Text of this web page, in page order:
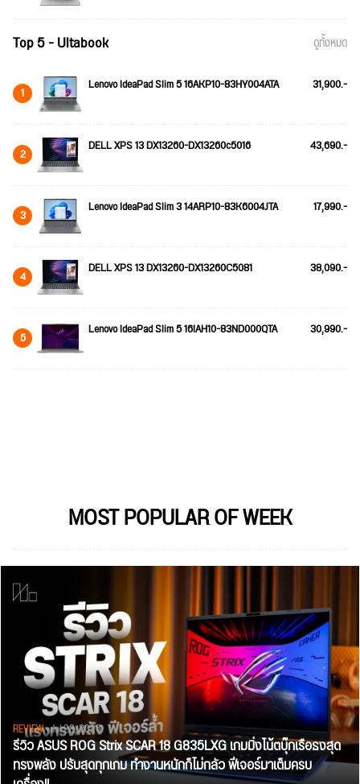
Top 5 - Ultabook ดูทั้งหมด
1 Lenovo IdeaPad Slim 5 16AKP10-83HY004ATA 31,900.-
2 DELL XPS 13 DX13260-DX13260c5016 43,690.-
3 Lenovo IdeaPad Slim 3 14ARP10-83K6004JTA 17,990.-
4 DELL XPS 13 DX13260-DX13260C5081 38,090.-
5 Lenovo IdeaPad Slim 5 16IAH10-83ND000QTA 30,990.-
MOST POPULAR OF WEEK
REVIEW• Jul 28, 2026
รีวิว ASUS ROG Strix SCAR 18 G835LXG เกมมิ่งโน้ตบุ๊กเรือธงสุด
ทรงพลัง ปรับสุดทุกเกม ทำงานหนักก็ไม่กลัว ฟีเจอร์มาเต็มครบ